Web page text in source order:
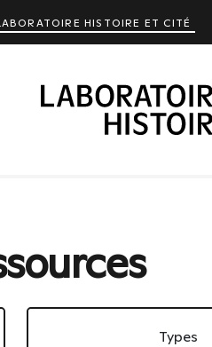
Types
HISTOIRE ET CITÉ